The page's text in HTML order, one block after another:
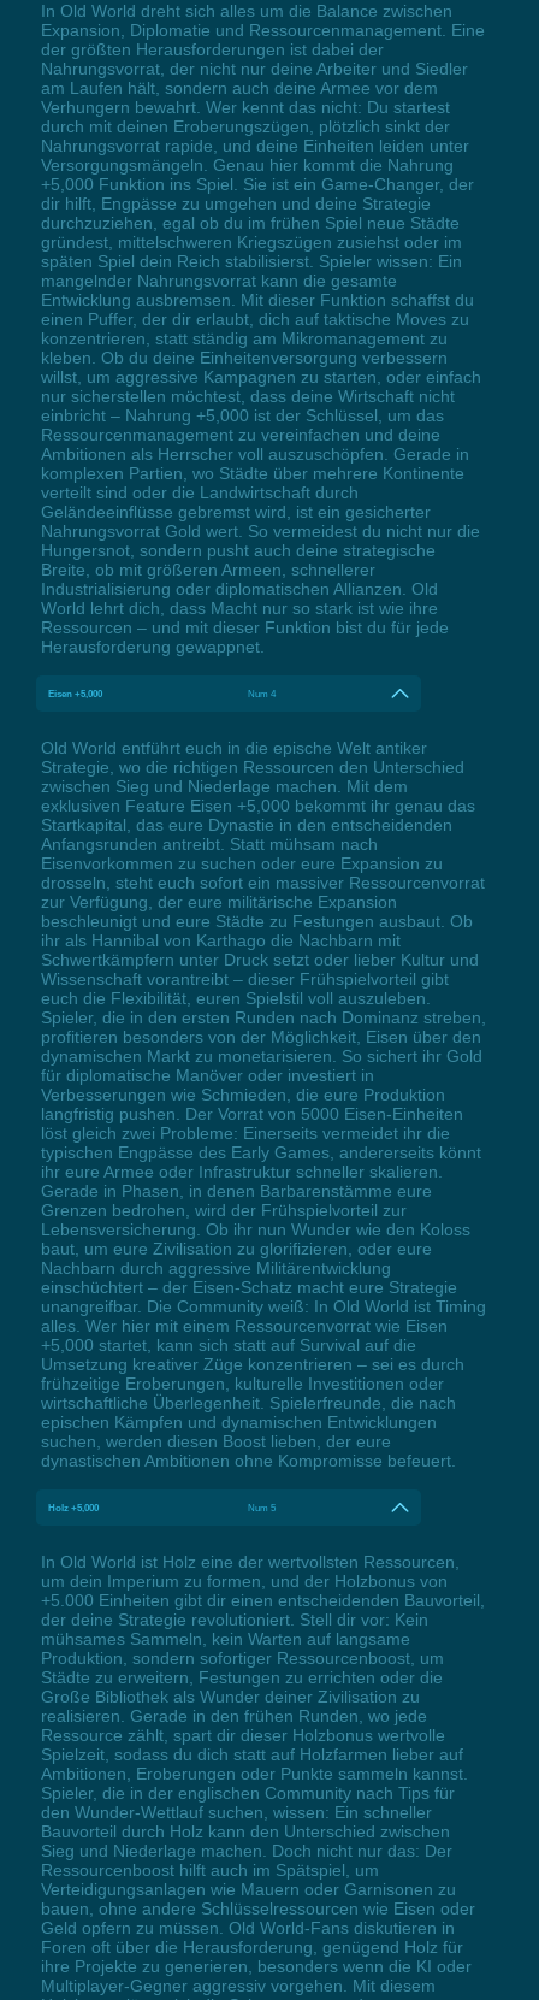
In Old World dreht sich alles um die Balance zwischen
Expansion, Diplomatie und Ressourcenmanagement. Eine
der größten Herausforderungen ist dabei der
Nahrungsvorrat, der nicht nur deine Arbeiter und Siedler
am Laufen hält, sondern auch deine Armee vor dem
Verhungern bewahrt. Wer kennt das nicht: Du startest
durch mit deinen Eroberungszügen, plötzlich sinkt der
Nahrungsvorrat rapide, und deine Einheiten leiden unter
Versorgungsmängeln. Genau hier kommt die Nahrung
+5,000 Funktion ins Spiel. Sie ist ein Game-Changer, der
dir hilft, Engpässe zu umgehen und deine Strategie
durchzuziehen, egal ob du im frühen Spiel neue Städte
gründest, mittelschweren Kriegszügen zusiehst oder im
späten Spiel dein Reich stabilisierst. Spieler wissen: Ein
mangelnder Nahrungsvorrat kann die gesamte
Entwicklung ausbremsen. Mit dieser Funktion schaffst du
einen Puffer, der dir erlaubt, dich auf taktische Moves zu
konzentrieren, statt ständig am Mikromanagement zu
kleben. Ob du deine Einheitenversorgung verbessern
willst, um aggressive Kampagnen zu starten, oder einfach
nur sicherstellen möchtest, dass deine Wirtschaft nicht
einbricht – Nahrung +5,000 ist der Schlüssel, um das
Ressourcenmanagement zu vereinfachen und deine
Ambitionen als Herrscher voll auszuschöpfen. Gerade in
komplexen Partien, wo Städte über mehrere Kontinente
verteilt sind oder die Landwirtschaft durch
Geländeeinflüsse gebremst wird, ist ein gesicherter
Nahrungsvorrat Gold wert. So vermeidest du nicht nur die
Hungersnot, sondern pusht auch deine strategische
Breite, ob mit größeren Armeen, schnellerer
Industrialisierung oder diplomatischen Allianzen. Old
World lehrt dich, dass Macht nur so stark ist wie ihre
Ressourcen – und mit dieser Funktion bist du für jede
Herausforderung gewappnet.
Eisen +5,000 Num 4
Old World entführt euch in die epische Welt antiker
Strategie, wo die richtigen Ressourcen den Unterschied
zwischen Sieg und Niederlage machen. Mit dem
exklusiven Feature Eisen +5,000 bekommt ihr genau das
Startkapital, das eure Dynastie in den entscheidenden
Anfangsrunden antreibt. Statt mühsam nach
Eisenvorkommen zu suchen oder eure Expansion zu
drosseln, steht euch sofort ein massiver Ressourcenvorrat
zur Verfügung, der eure militärische Expansion
beschleunigt und eure Städte zu Festungen ausbaut. Ob
ihr als Hannibal von Karthago die Nachbarn mit
Schwertkämpfern unter Druck setzt oder lieber Kultur und
Wissenschaft vorantreibt – dieser Frühspielvorteil gibt
euch die Flexibilität, euren Spielstil voll auszuleben.
Spieler, die in den ersten Runden nach Dominanz streben,
profitieren besonders von der Möglichkeit, Eisen über den
dynamischen Markt zu monetarisieren. So sichert ihr Gold
für diplomatische Manöver oder investiert in
Verbesserungen wie Schmieden, die eure Produktion
langfristig pushen. Der Vorrat von 5000 Eisen-Einheiten
löst gleich zwei Probleme: Einerseits vermeidet ihr die
typischen Engpässe des Early Games, andererseits könnt
ihr eure Armee oder Infrastruktur schneller skalieren.
Gerade in Phasen, in denen Barbarenstämme eure
Grenzen bedrohen, wird der Frühspielvorteil zur
Lebensversicherung. Ob ihr nun Wunder wie den Koloss
baut, um eure Zivilisation zu glorifizieren, oder eure
Nachbarn durch aggressive Militärentwicklung
einschüchtert – der Eisen-Schatz macht eure Strategie
unangreifbar. Die Community weiß: In Old World ist Timing
alles. Wer hier mit einem Ressourcenvorrat wie Eisen
+5,000 startet, kann sich statt auf Survival auf die
Umsetzung kreativer Züge konzentrieren – sei es durch
frühzeitige Eroberungen, kulturelle Investitionen oder
wirtschaftliche Überlegenheit. Spielerfreunde, die nach
epischen Kämpfen und dynamischen Entwicklungen
suchen, werden diesen Boost lieben, der eure
dynastischen Ambitionen ohne Kompromisse befeuert.
Holz +5,000 Num 5
In Old World ist Holz eine der wertvollsten Ressourcen,
um dein Imperium zu formen, und der Holzbonus von
+5.000 Einheiten gibt dir einen entscheidenden Bauvorteil,
der deine Strategie revolutioniert. Stell dir vor: Kein
mühsames Sammeln, kein Warten auf langsame
Produktion, sondern sofortiger Ressourcenboost, um
Städte zu erweitern, Festungen zu errichten oder die
Große Bibliothek als Wunder deiner Zivilisation zu
realisieren. Gerade in den frühen Runden, wo jede
Ressource zählt, spart dir dieser Holzbonus wertvolle
Spielzeit, sodass du dich statt auf Holzfarmen lieber auf
Ambitionen, Eroberungen oder Punkte sammeln kannst.
Spieler, die in der englischen Community nach Tips für
den Wunder-Wettlauf suchen, wissen: Ein schneller
Bauvorteil durch Holz kann den Unterschied zwischen
Sieg und Niederlage machen. Doch nicht nur das: Der
Ressourcenboost hilft auch im Spätspiel, um
Verteidigungsanlagen wie Mauern oder Garnisonen zu
bauen, ohne andere Schlüsselressourcen wie Eisen oder
Geld opfern zu müssen. Old World-Fans diskutieren in
Foren oft über die Herausforderung, genügend Holz für
ihre Projekte zu generieren, besonders wenn die KI oder
Multiplayer-Gegner aggressiv vorgehen. Mit diesem